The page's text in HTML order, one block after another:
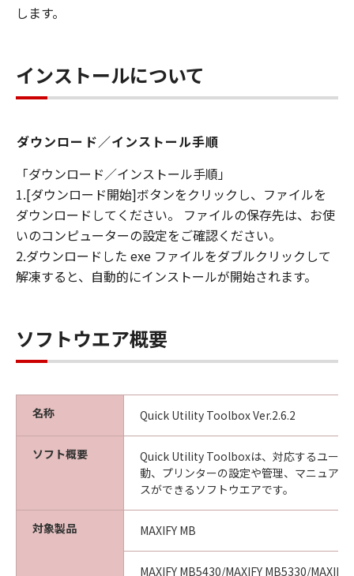
します。
インストールについて
ダウンロード／インストール手順
「ダウンロード／インストール手順」
1.[ダウンロード開始]ボタンをクリックし、ファイルを
ダウンロードしてください。 ファイルの保存先は、お使
いのコンピューターの設定をご確認ください。
2.ダウンロードした exe ファイルをダブルクリックして
解凍すると、自動的にインストールが開始されます。
ソフトウエア概要
名称 Quick Utility Toolbox Ver.2.6.2
ソフト概要
Quick Utility Toolboxは、対応するユーテ
動、プリンターの設定や管理、マニュア
スができるソフトウエアです。
対象製品 MAXIFY MB
MAXIFY MB5430/MAXIFY MB5330/MAXIFY